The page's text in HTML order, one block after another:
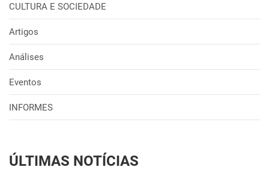
CULTURA E SOCIEDADE
Artigos
Análises
Eventos
INFORMES
ÚLTIMAS NOTÍCIAS